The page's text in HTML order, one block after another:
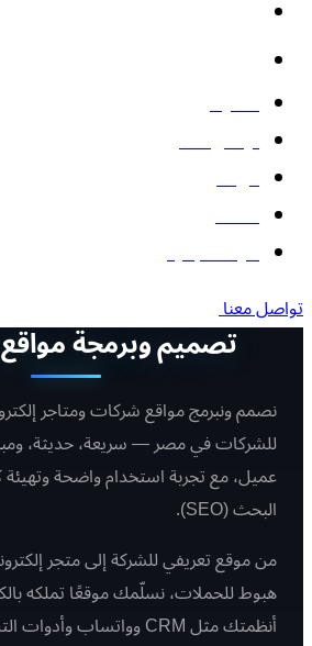
المدونة
تواصل معنا
من نحن
أعمالنا
أدوات مجانية
تواصل معنا
تصميم وبرمجة
نصمم ونبرمج مواقع شركات ومتاجر
للشركات في مصر — سريعة، حديثة،
عميل، مع تجربة استخدام واضحة
البحث (SEO).
من موقع تعريفي للشركة إلى متجر
هبوط للحملات، نسلّمك موقعًا تملكه
أنظمتك مثل CRM وواتساب وأدوات التسويق.